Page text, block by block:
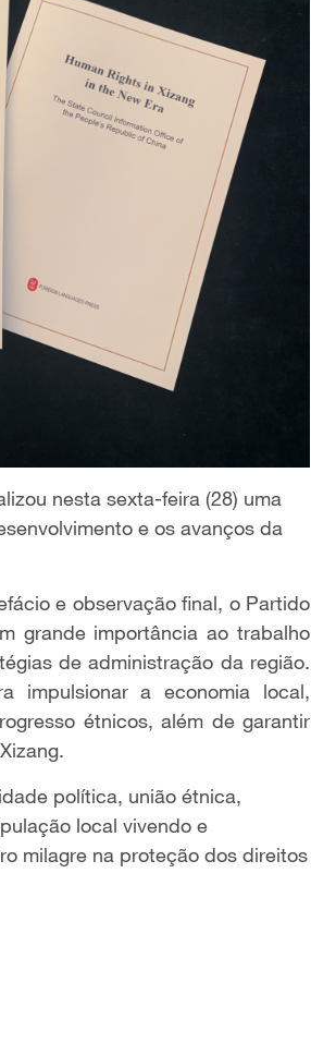
nesta sexta-feira (28) uma
e os avanços da
e observação final, o Partido
grande importância ao trabalho
de administração da região.
impulsionar a economia local,
étnicos, além de garantir
política, união étnica,
local vivendo e
milagre na proteção dos direitos